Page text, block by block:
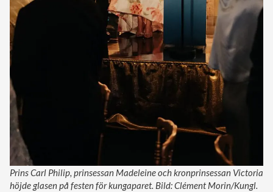
Prins Carl Philip, prinsessan Madeleine och kronprinsessan Victoria
höjde glasen på festen för kungaparet. Bild: Clément Morin/Kungl.